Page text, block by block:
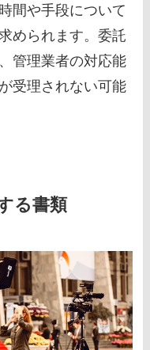
間や手段について
められます。委託
管理業者の対応能
受理されない可能
る書類